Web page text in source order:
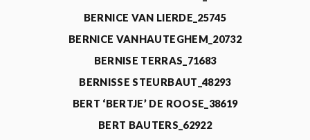
BERNICE VAN LIERDE_25745
BERNICE VANHAUTEGHEM_20732
BERNISE TERRAS_71683
BERNISSE STEURBAUT_48293
BERT ‘BERTJE’ DE ROOSE_38619
BERT BAUTERS_62922